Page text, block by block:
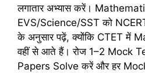
लगातार अभ्यास करें।
EVS/Science/SST को
के अनुसार पढ़ें, क्योंकि CTET में
वहीं से आते हैं। रोज 1–2 Mock
Papers Solve करें और हर